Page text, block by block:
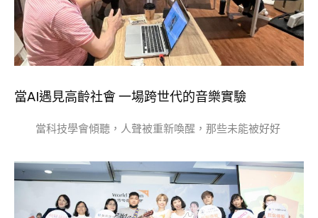
當AI遇見高齡社會 一場跨世代的音樂實驗
當科技學會傾聽，人聲被重新喚醒，那些未能被好好